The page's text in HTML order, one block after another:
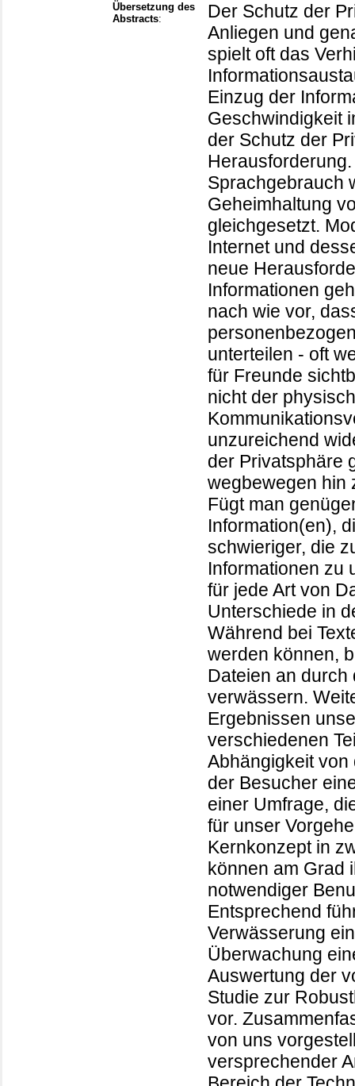
Übersetzung des
Abstracts:
Der Schutz der
Anliegen und
spielt oft das
Einzug der
Geschwindigkeit
der Schutz der
Sprachgebrauch
Geheimhaltung
gleichgesetzt.
Internet und
neue
Informationen
nach wie vor,
unterteilen - oft
für Freunde
nicht der
unzureichend
der Privatsphäre
wegbewegen hin
Fügt man
Information(en),
schwieriger, die
Informationen zu
für jede Art von
Unterschiede in
Während bei
werden können,
Dateien an
verwässern.
Ergebnissen
verschiedenen
Abhängigkeit von
der Besucher
einer Umfrage,
für unser
Kernkonzept in
können am Grad
notwendiger
Entsprechend
Verwässerung
Überwachung
Auswertung der
Studie zur
vor.
von uns
versprechender